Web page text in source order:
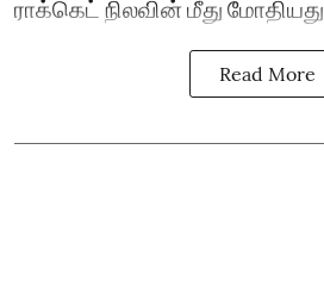
ராக்கெட் நிலவின் மீது மோதியது
Read More